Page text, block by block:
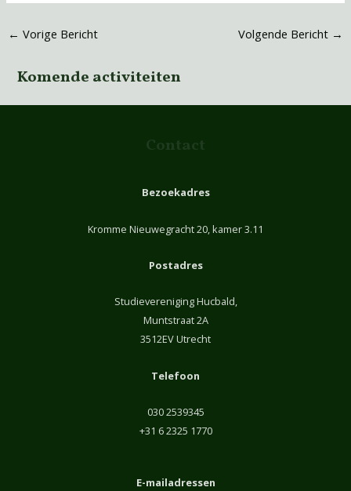
← Vorige Bericht Volgende Bericht →
Komende activiteiten
Contact
Bezoekadres
Kromme Nieuwegracht 20, kamer 3.11
Postadres
Studievereniging Hucbald,
Muntstraat 2A
3512EV Utrecht
Telefoon
030 2539345
+31 6 2325 1770
E-mailadressen